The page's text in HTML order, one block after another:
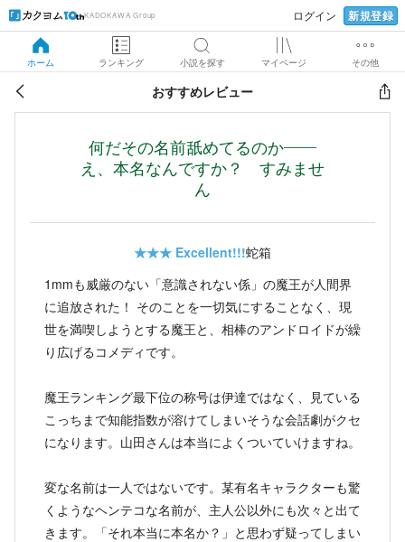
KADOKAWA Group ログイン 新規登録
ホーム ランキング 小説を探す マイページ その他
おすすめレビュー
何だその名前舐めてるのか——
え、本名なんですか？ すみませ
ん
★★★ Excellent!!!蛇箱
1mmも威厳のない「意識されない係」の魔王が人間界
に追放された！ そのことを一切気にすることなく、現
世を満喫しようとする魔王と、相棒のアンドロイドが繰
り広げるコメディです。
魔王ランキング最下位の称号は伊達ではなく、見ている
こっちまで知能指数が溶けてしまいそうな会話劇がクセ
になります。山田さんは本当によくついていけますね。
変な名前は一人ではないです。某有名キャラクターも驚
くようなヘンテコな名前が、主人公以外にも次々と出て
きます。「それ本当に本名か？」と思わず疑ってしまい